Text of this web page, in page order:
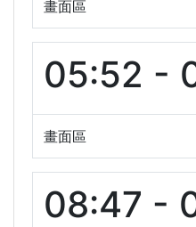
畫面區
05:52 -
畫面區
08:47 -